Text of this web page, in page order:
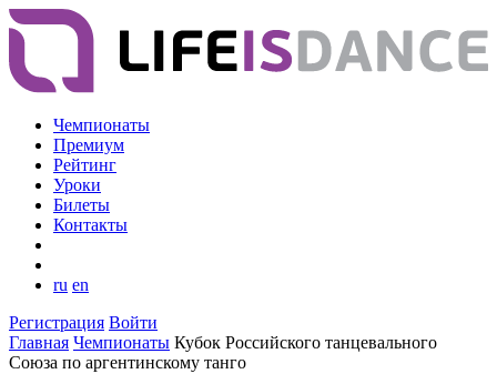
Чемпионаты
Премиум
Рейтинг
Уроки
Билеты
Контакты
ru en
Регистрация Войти
Главная Чемпионаты Кубок Российского танцевального
Союза по аргентинскому танго